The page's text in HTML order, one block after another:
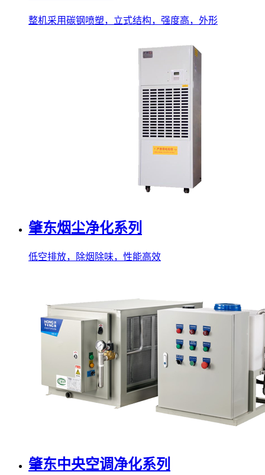
整机采用碳钢喷塑，立式结构，强度高，外形
肇东烟尘净化系列
低空排放，除烟除味，性能高效
肇东中央空调净化系列